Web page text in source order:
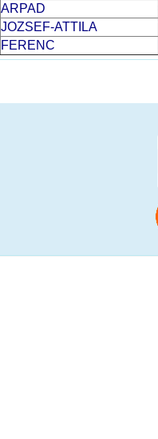
ARPAD
JOZSEF-ATTILA
FERENC